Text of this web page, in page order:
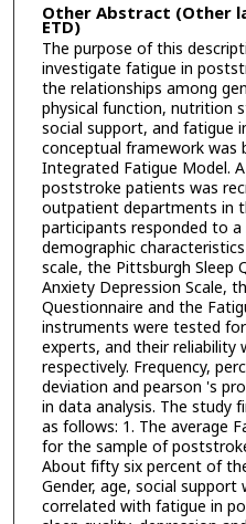
Other Abstract (Other
ETD)
The purpose of this
investigate fatigue in
the relationships among
physical function, nutrition
social support, and fatigue
conceptual framework was
Integrated Fatigue Model.
poststroke patients was
outpatient departments in
participants responded to
demographic
scale, the Pittsburgh Sleep
Anxiety Depression Scale,
Questionnaire and the
instruments were tested
experts, and their reliability
respectively. Frequency,
deviation and pearson 's
in data analysis. The study
as follows: 1. The average
for the sample of
About fifty six percent of
Gender, age, social
correlated with fatigue in